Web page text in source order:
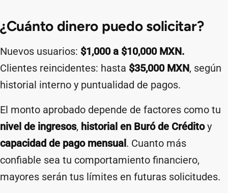
¿Cuánto dinero puedo solicitar?
Nuevos usuarios: $1,000 a $10,000 MXN.
Clientes reincidentes: hasta $35,000 MXN, según
historial interno y puntualidad de pagos.
El monto aprobado depende de factores como tu
nivel de ingresos, historial en Buró de Créditoy
capacidad de pago mensual. Cuanto más
confiable sea tu comportamiento financiero,
mayores serán tus límites en futuras solicitudes.